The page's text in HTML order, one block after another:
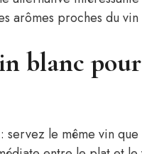
arômes proches du
blanc
servez le même vin